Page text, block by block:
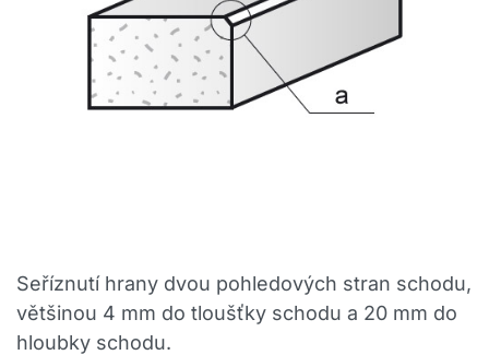
Seříznutí hrany dvou pohledových stran schodu,
většinou 4 mm do tloušťky schodu a 20 mm do
hloubky schodu.